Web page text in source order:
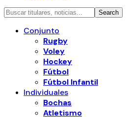
Conjunto
Rugby
Voley
Hockey
Fútbol
Fútbol Infantil
Individuales
Bochas
Atletismo